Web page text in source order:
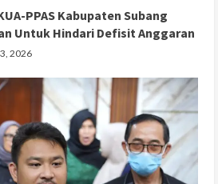
PPAS Kabupaten Subang
Untuk Hindari Defisit Anggaran
2026